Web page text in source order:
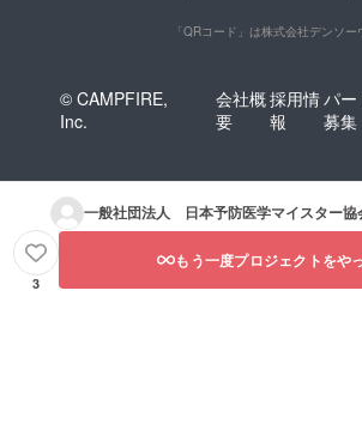
「QRコード」は株式会社デンソー
© CAMPFIRE,
Inc.
会社概
要
採用情
報
パー
募集
一般社団法人 日本予防医学マイスター協
3
もう一度プロジェクトをや